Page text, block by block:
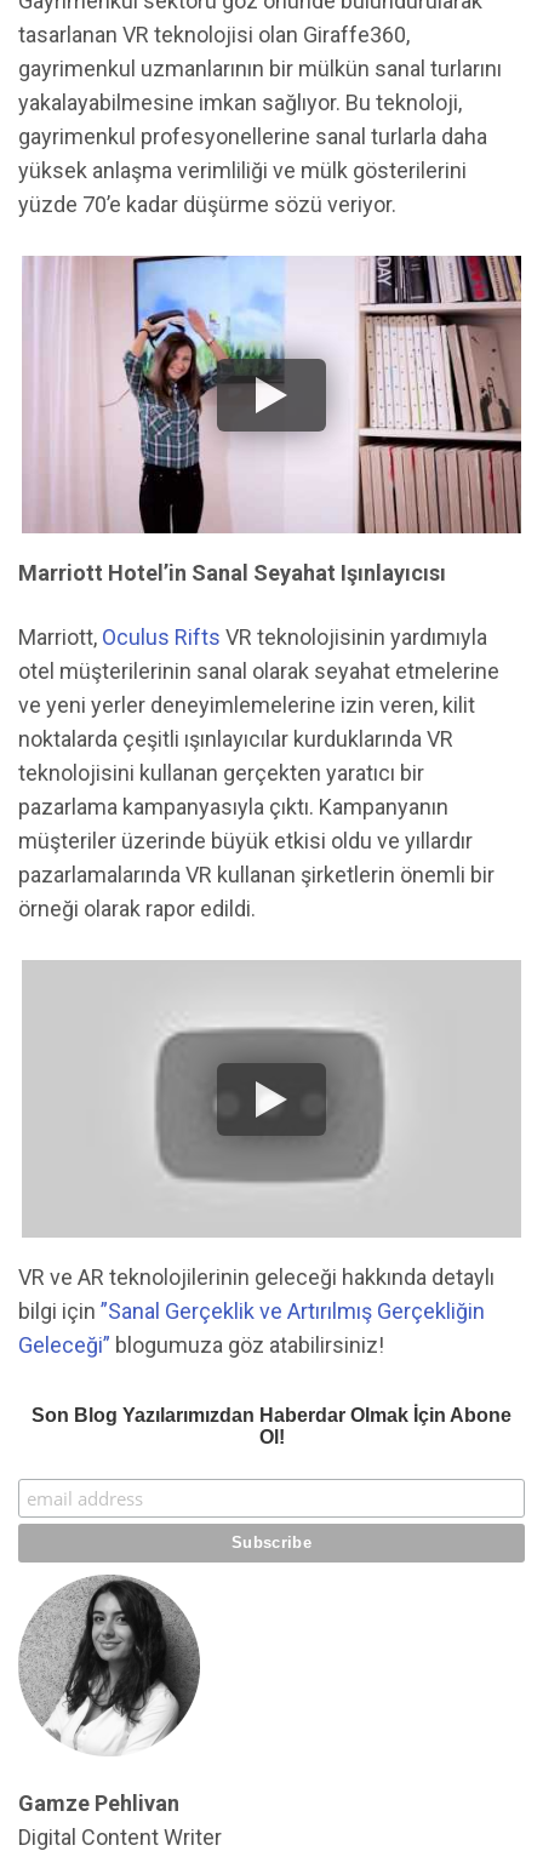
tasarlanan VR teknolojisi olan Giraffe360,
gayrimenkul uzmanlarının bir mülkün sanal turlarını
yakalayabilmesine imkan sağlıyor. Bu teknoloji,
gayrimenkul profesyonellerine sanal turlarla daha
yüksek anlaşma verimliliği ve mülk gösterilerini
yüzde 70’e kadar düşürme sözü veriyor.
Marriott Hotel’in Sanal Seyahat Işınlayıcısı
Marriott, Oculus Rifts VR teknolojisinin yardımıyla
otel müşterilerinin sanal olarak seyahat etmelerine
ve yeni yerler deneyimlemelerine izin veren, kilit
noktalarda çeşitli ışınlayıcılar kurduklarında VR
teknolojisini kullanan gerçekten yaratıcı bir
pazarlama kampanyasıyla çıktı. Kampanyanın
müşteriler üzerinde büyük etkisi oldu ve yıllardır
pazarlamalarında VR kullanan şirketlerin önemli bir
örneği olarak rapor edildi.
VR ve AR teknolojilerinin geleceği hakkında detaylı
bilgi için”Sanal Gerçeklik ve Artırılmış Gerçekliğin
Geleceği” blogumuza göz atabilirsiniz!
Son Blog Yazılarımızdan Haberdar Olmak İçin Abone
Ol!
Gamze Pehlivan
Digital Content Writer